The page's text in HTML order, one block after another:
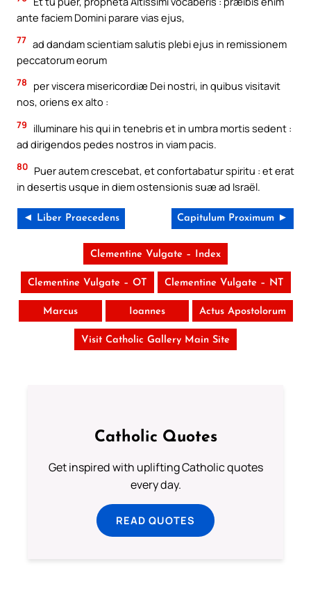
ante faciem Domini parare vias ejus,
77 ad dandam scientiam salutis plebi ejus in remissionem
peccatorum eorum
78
per viscera misericordiæ Dei nostri, in quibus visitavit
nos, oriens ex alto :
79
illuminare his qui in tenebris et in umbra mortis sedent :
ad dirigendos pedes nostros in viam pacis.
80 Puer autem crescebat, et confortabatur spiritu : et erat
in desertis usque in diem ostensionis suæ ad Israël.
◄ Liber Praecedens Capitulum Proximum ►
Clementine Vulgate – Index
Clementine Vulgate – OT Clementine Vulgate – NT
Marcus Ioannes Actus Apostolorum
Visit Catholic Gallery Main Site
Catholic Quotes
Get inspired with uplifting Catholic quotes
every day.
READ QUOTES